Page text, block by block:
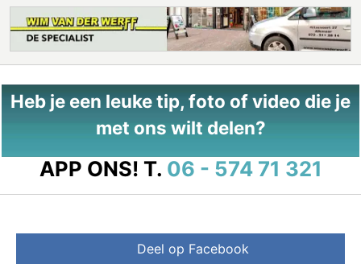
Heb je een leuke tip, foto of video die je
met ons wilt delen?
APP ONS! T. 06 - 574 71 321
Deel op Facebook